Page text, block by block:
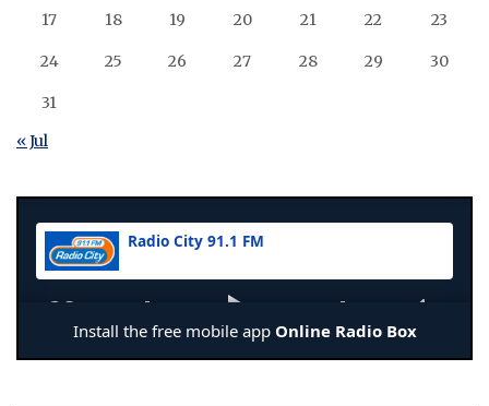
17 18 19 20 21 22 23
24 25 26 27 28 29 30
31
« Jul